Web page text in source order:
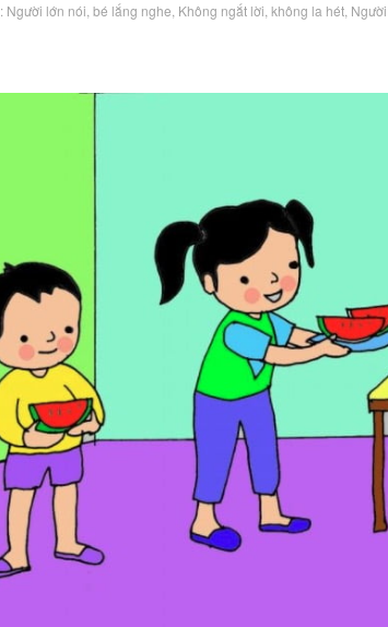
: Người lớn nói, bé lắng nghe, Không ngắt lời, không la hét,